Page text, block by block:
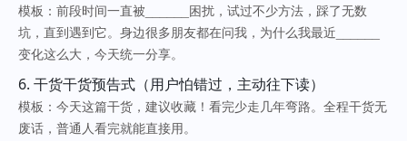
模板：前段时间一直被______困扰，试过不少方法，踩了无数
坑，直到遇到它。身边很多朋友都在问我，为什么我最近______
变化这么大，今天统一分享。
6. 干货干货预告式（用户怕错过，主动往下读）
模板：今天这篇干货，建议收藏！看完少走几年弯路。全程干货无
废话，普通人看完就能直接用。